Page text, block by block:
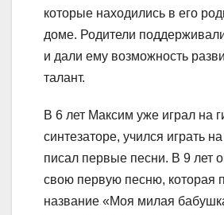
которые находились в его
доме. Родители
и дали ему возможность
талант.
В 6 лет Максим уже играл на
синтезаторе, учился играть
писал первые песни. В 9 лет
свою первую песню, которая
название «Моя милая